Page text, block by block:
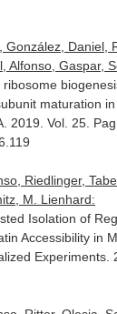
González, Daniel,
Alfonso, Gaspar,
maturation
. 2019. Vol. 25.
Riedlinger,
M. Lienhard:
Isolation of
Accessibility in
Experiments.